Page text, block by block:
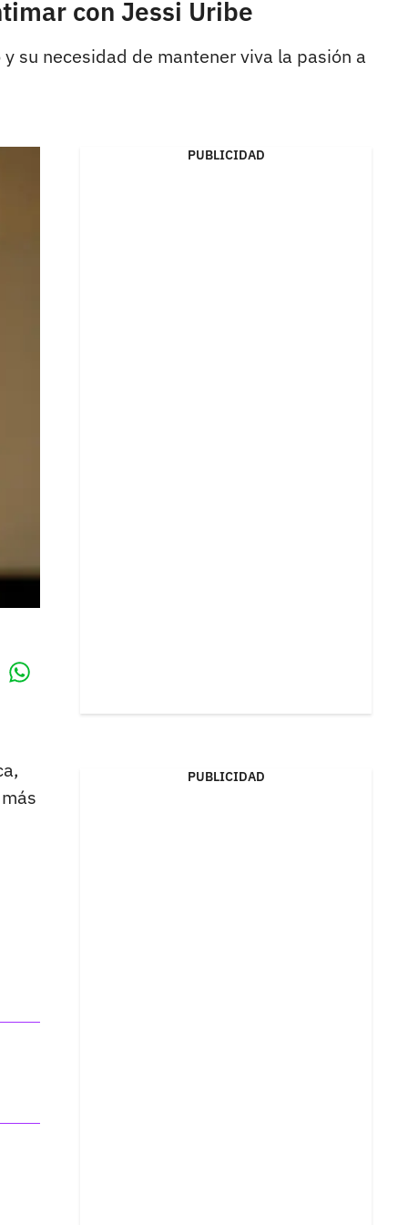
con Jessi Uribe
su necesidad de mantener viva la pasión a
PUBLICIDAD
PUBLICIDAD